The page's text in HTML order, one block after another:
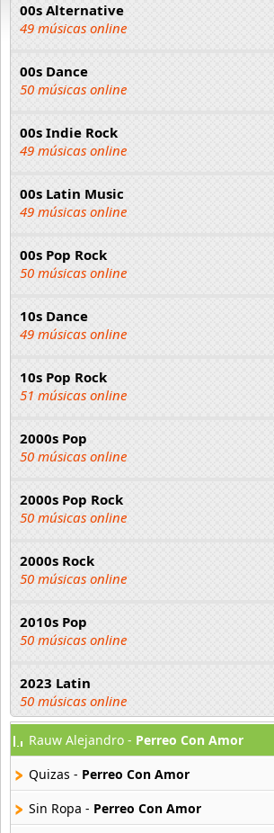
00s Alternative
49 músicas online
00s Dance
50 músicas online
00s Indie Rock
49 músicas online
00s Latin Music
49 músicas online
00s Pop Rock
50 músicas online
10s Dance
49 músicas online
10s Pop Rock
51 músicas online
2000s Pop
50 músicas online
2000s Pop Rock
50 músicas online
2000s Rock
50 músicas online
2010s Pop
50 músicas online
2023 Latin
50 músicas online
2023 Pop
80 músicas online
2023 Rock
59 músicas online
Rauw Alejandro - Perreo Con Amor
Quizas - Perreo Con Amor
Sin Ropa - Perreo Con Amor